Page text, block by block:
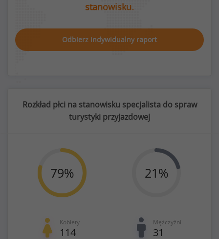
stanowisku.
Odbierz indywidualny raport
Rozkład płci na stanowisku specjalista do spraw
turystyki przyjazdowej
79%
Kobiety
114
21%
Mężczyźni
31